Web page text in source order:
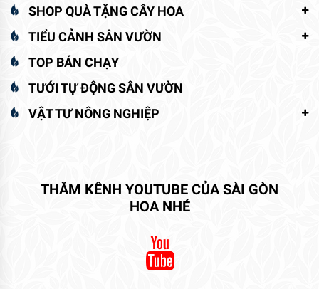
SHOP QUÀ TẶNG CÂY HOA
TIỂU CẢNH SÂN VƯỜN
TOP BÁN CHẠY
TƯỚI TỰ ĐỘNG SÂN VƯỜN
VẬT TƯ NÔNG NGHIỆP
THĂM KÊNH YOUTUBE CỦA SÀI GÒN
HOA NHÉ